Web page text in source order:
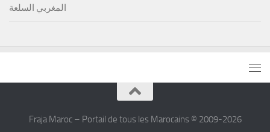
المغربي السلعة
Fraja Maroc – Portail de tous les Marocains © 2009-2026